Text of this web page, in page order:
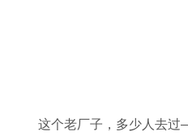
这个老厂子，多少人去